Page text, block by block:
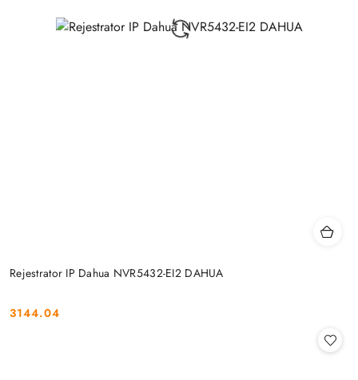
Rejestrator IP Dahua NVR5432-EI2 DAHUA
Cena:
3144.04